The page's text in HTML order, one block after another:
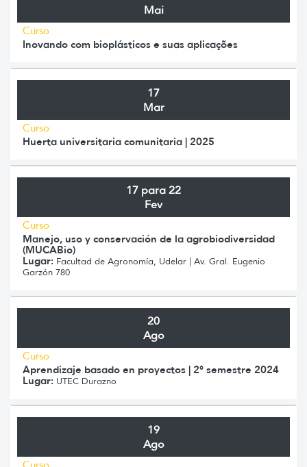
Mai
Curso
Inovando com bioplásticos e suas aplicações
17
Mar
Curso
Huerta universitaria comunitaria | 2025
17 para 22
Fev
Curso
Manejo, uso y conservación de la agrobiodiversidad
(MUCABio)
Lugar: Facultad de Agronomía, Udelar | Av. Gral. Eugenio
Garzón 780
20
Ago
Curso
Aprendizaje basado en proyectos | 2° semestre 2024
Lugar: UTEC Durazno
19
Ago